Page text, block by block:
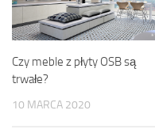
Czy meble z płyty OSB są
trwałe?
10 MARCA 2020